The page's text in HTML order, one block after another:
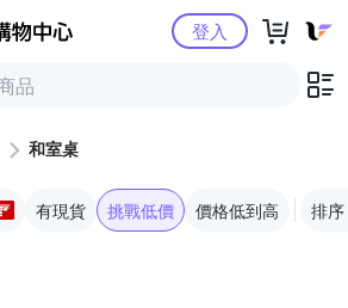
Yahoo購物中心登入
和室桌
有現貨 挑戰低價 價格低到高 排序